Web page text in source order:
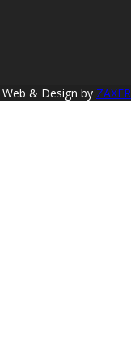
Web & Design by ZAXER